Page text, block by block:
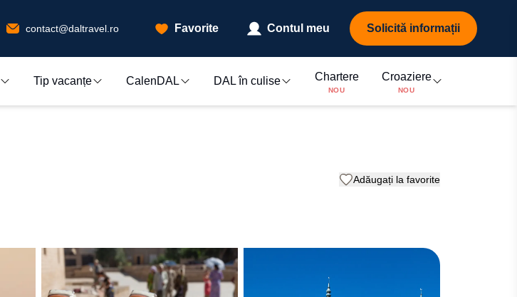
contact@daltravel.ro Favorite Contul meu Solicită informații
Tip vacanțe CalenDAL DAL în culise Chartere
NOU
Croaziere
NOU
Adăugați la favorite